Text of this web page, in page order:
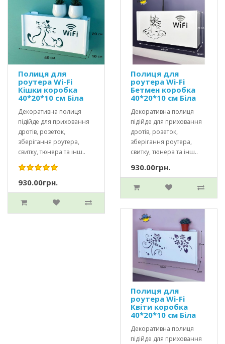
Полиця для
роутера Wi-Fi
Кішки коробка
40*20*10 см Біла
Декоративна полиця
підійде для приховання
дротів, розеток,
зберігання роутера,
свитку, тюнера та інш..
930.00грн.
Полиця для
роутера Wi-Fi
Бетмен коробка
40*20*10 см Біла
Декоративна полиця
підійде для приховання
дротів, розеток,
зберігання роутера,
свитку, тюнера та інш..
930.00грн.
Полиця для
роутера Wi-Fi
Квіти коробка
40*20*10 см Біла
Декоративна полиця
підійде для приховання